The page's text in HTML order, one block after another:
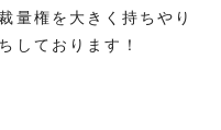
量権を大きく持ちやり
しております！